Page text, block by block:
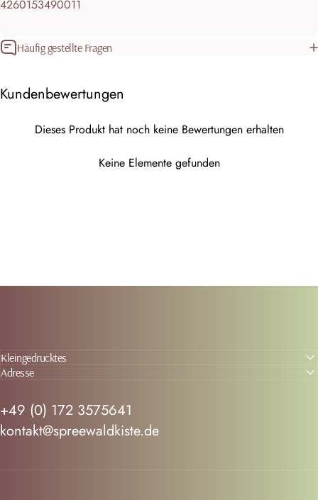
4260153490011
Häufig gestellte Fragen
Kundenbewertungen
Dieses Produkt hat noch keine Bewertungen erhalten
Keine Elemente gefunden
Kleingedrucktes
Adresse
+49 (0) 172 3575641
kontakt@spreewaldkiste.de